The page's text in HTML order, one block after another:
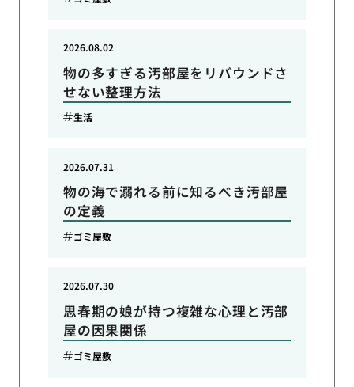
物の多すぎる汚部屋をリバウンドさ
せない整理方法
2026.08.02
生活
物の海で溺れる前に知るべき汚部屋
の定義
2026.07.31
ゴミ屋敷
思春期の娘が持つ複雑な心理と汚部
屋の因果関係
2026.07.30
ゴミ屋敷